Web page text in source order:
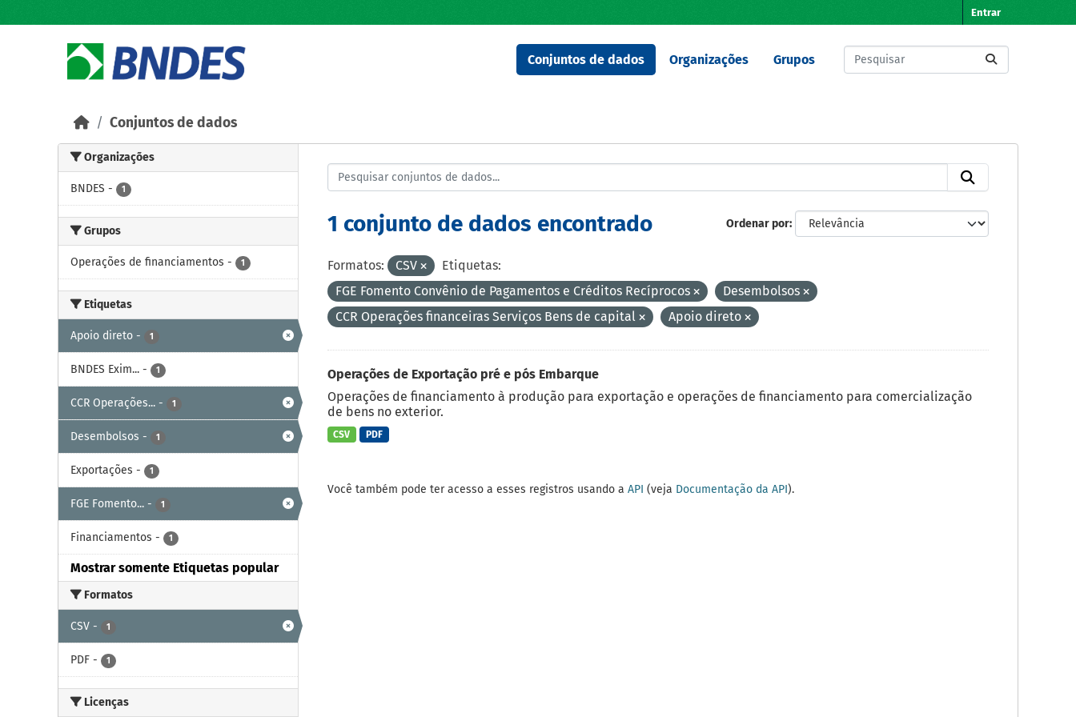
Entrar
Conjuntos de dados Organizações Grupos
Conjuntos de dados
Organizações
BNDES - 1
Grupos
Operações de financiamentos - 1
Etiquetas
Apoio direto - 1
BNDES Exim... - 1
CCR Operações... - 1
Desembolsos - 1
Exportações - 1
FGE Fomento... - 1
Financiamentos - 1
Mostrar somente Etiquetas popular
Formatos
CSV - 1
PDF - 1
Licenças
Ordenar por
1 conjunto de dados encontrado
Formatos: CSV
Etiquetas:
FGE Fomento Convênio de Pagamentos e Créditos Recíprocos
Desembolsos
CCR Operações financeiras Serviços Bens de capital
Apoio direto
Operações de Exportação pré e pós Embarque
Operações de financiamento à produção para exportação e operações de financiamento para comercialização
de bens no exterior.
CSV PDF
Você também pode ter acesso a esses registros usando a API (veja Documentação da API).